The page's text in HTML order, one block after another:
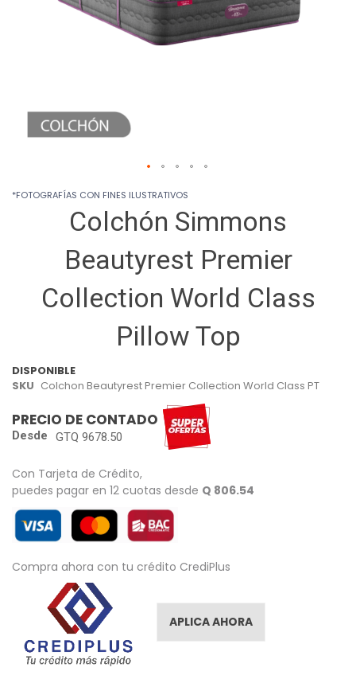
Colchón Simmons
Beautyrest Premier
Collection World Class
Pillow Top
DISPONIBLE
SKU Colchon Beautyrest Premier Collection World Class PT
PRECIO DE CONTADO
Desde GTQ 9678.50
Con Tarjeta de Crédito,
puedes pagar en 12 cuotas desde Q 806.54
Compra ahora con tu crédito CrediPlus
APLICA AHORA
to
gallery
*FOTOGRAFÍAS CON FINES ILUSTRATIVOS